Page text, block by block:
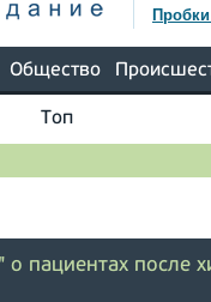
Общество
Топ
пациентах после